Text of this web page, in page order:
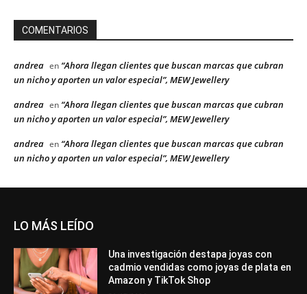
COMENTARIOS
andrea en “Ahora llegan clientes que buscan marcas que cubran
un nicho y aporten un valor especial”, MEW Jewellery
andrea en “Ahora llegan clientes que buscan marcas que cubran
un nicho y aporten un valor especial”, MEW Jewellery
andrea en “Ahora llegan clientes que buscan marcas que cubran
un nicho y aporten un valor especial”, MEW Jewellery
LO MÁS LEÍDO
Una investigación destapa joyas con
cadmio vendidas como joyas de plata en
Amazon y TikTok Shop